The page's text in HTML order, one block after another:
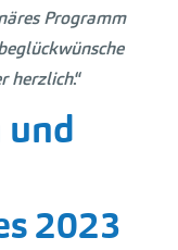
Programm
herzlich.“
und
2023